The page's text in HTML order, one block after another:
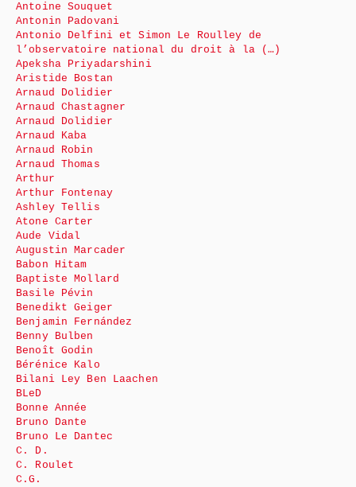
Antoine Souquet
Antonin Padovani
Antonio Delfini et Simon Le Roulley de
l’observatoire national du droit à la (…)
Apeksha Priyadarshini
Aristide Bostan
Arnaud Dolidier
Arnaud Chastagner
Arnaud Dolidier
Arnaud Kaba
Arnaud Robin
Arnaud Thomas
Arthur
Arthur Fontenay
Ashley Tellis
Atone Carter
Aude Vidal
Augustin Marcader
Babon Hitam
Baptiste Mollard
Basile Pévin
Benedikt Geiger
Benjamin Fernández
Benny Bulben
Benoît Godin
Bérénice Kalo
Bilani Ley Ben Laachen
BLeD
Bonne Année
Bruno Dante
Bruno Le Dantec
C. D.
C. Roulet
C.G.